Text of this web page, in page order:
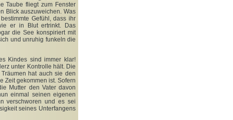
Taube fliegt zum Fenster
Blick auszuweichen. Was
Gefühl, dass ihr
er in Blut ertrinkt. Das
die See konspiriert mit
und unruhig funkeln die
Kindes sind immer klar!
unter Kontrolle hält. Die
hat auch sie den
Zeit gekommen ist. Sofern
Mutter den Vater davon
einmal seinen eigenen
verschworen und es sei
seines Unterfangens